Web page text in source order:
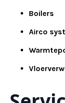
Boilers
Airco